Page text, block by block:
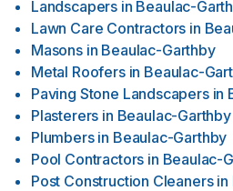
Landscapers in Beaulac-
Lawn Care Contractors in
Masons in Beaulac-Garthby
Metal Roofers in Beaulac-
Paving Stone Landscapers in
Plasterers in Beaulac-Garthby
Plumbers in Beaulac-Garthby
Pool Contractors in Beaulac-
Post Construction Cleaners in